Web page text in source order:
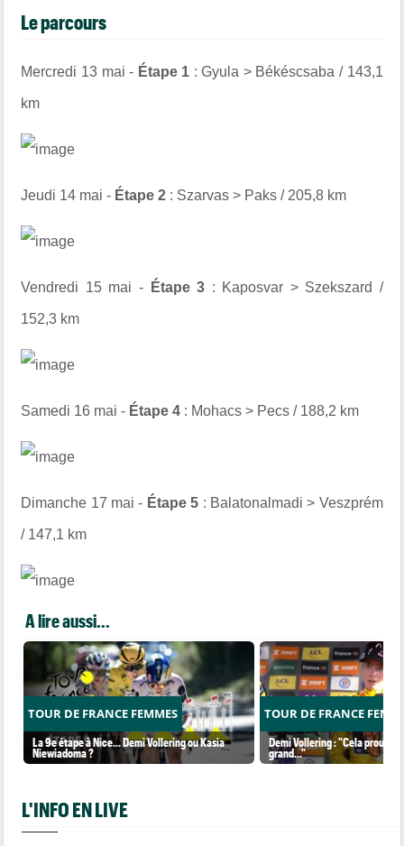
Le parcours
Mercredi 13 mai - Étape 1 : Gyula > Békéscsaba / 143,1
km
Jeudi 14 mai - Étape 2 : Szarvas > Paks / 205,8 km
Vendredi 15 mai - Étape 3 : Kaposvar > Szekszard /
152,3 km
Samedi 16 mai - Étape 4 : Mohacs > Pecs / 188,2 km
Dimanche 17 mai - Étape 5 : Balatonalmadi > Veszprém
/ 147,1 km
A lire aussi...
TOUR DE FRANCE FEMMES
La 9e étape à Nice... Demi Vollering ou Kasia
Niewiadoma ?
TOUR DE FRANCE
Demi Vollering : "Cela prouve
grand..."
L'INFO EN LIVE